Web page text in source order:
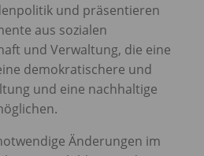
und präsentieren
aus sozialen
und Verwaltung, die eine
demokratischere und
und eine nachhaltige
Änderungen im